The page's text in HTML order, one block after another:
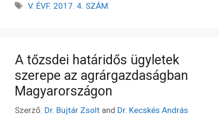
V. ÉVF. 2017. 4. SZÁM
A tőzsdei határidős ügyletek
szerepe az agrárgazdaságban
Magyarországon
Szerző: Dr. Bujtár Zsolt and Dr. Kecskés András